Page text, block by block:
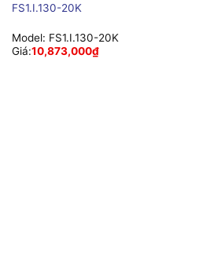
FS1.I.130-20K
Model: FS1.I.130-20K
Giá:10,873,000₫